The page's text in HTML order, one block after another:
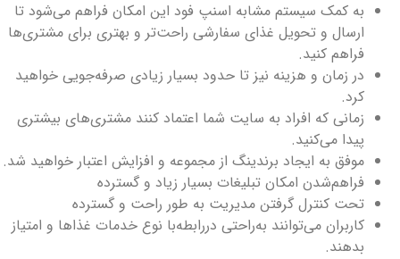
به کمک سیستم مشابه اسنپ فود این امکان فراهم می‌شود تا
ارسال و تحویل غذای سفارشی راحت‌تر و بهتری برای مشتری‌ها
فراهم کنید.
در زمان و هزینه نیز تا حدود بسیار زیادی صرفه‌جویی خواهید
کرد.
زمانی که افراد به سایت شما اعتماد کنند مشتری‌های بیشتری
پیدا می‌کنید.
موفق به ایجاد برندینگ از مجموعه و افزایش اعتبار خواهید شد.
فراهم‌شدن امکان تبلیغات بسیار زیاد و گسترده
تحت کنترل گرفتن مدیریت به طور راحت و گسترده
کاربران می‌توانند به‌راحتی دررابطه‌با نوع خدمات غذاها و امتیاز
بدهند.